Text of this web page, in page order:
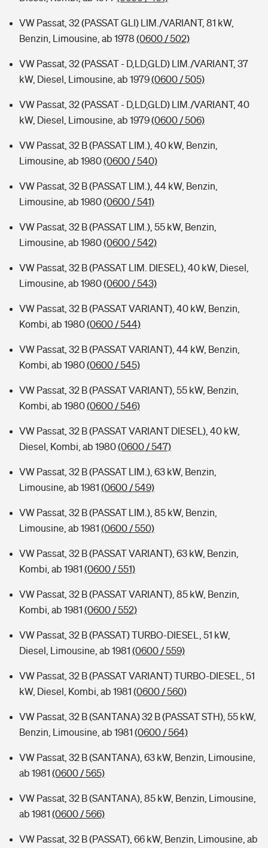
VW Passat, 32 (PASSAT GLI) LIM./VARIANT, 81 kW,
Benzin, Limousine, ab 1978 (0600 / 502)
VW Passat, 32 (PASSAT - D,LD,GLD) LIM./VARIANT, 37
kW, Diesel, Limousine, ab 1979(0600 / 505)
VW Passat, 32 (PASSAT - D,LD,GLD) LIM./VARIANT, 40
kW, Diesel, Limousine, ab 1979(0600 / 506)
VW Passat, 32 B (PASSAT LIM.), 40 kW, Benzin,
Limousine, ab 1980(0600 / 540)
VW Passat, 32 B (PASSAT LIM.), 44 kW, Benzin,
Limousine, ab 1980(0600 / 541)
VW Passat, 32 B (PASSAT LIM.), 55 kW, Benzin,
Limousine, ab 1980(0600 / 542)
VW Passat, 32 B (PASSAT LIM. DIESEL), 40 kW, Diesel,
Limousine, ab 1980(0600 / 543)
VW Passat, 32 B (PASSAT VARIANT), 40 kW, Benzin,
Kombi, ab 1980(0600 / 544)
VW Passat, 32 B (PASSAT VARIANT), 44 kW, Benzin,
Kombi, ab 1980(0600 / 545)
VW Passat, 32 B (PASSAT VARIANT), 55 kW, Benzin,
Kombi, ab 1980(0600 / 546)
VW Passat, 32 B (PASSAT VARIANT DIESEL), 40 kW,
Diesel, Kombi, ab 1980(0600 / 547)
VW Passat, 32 B (PASSAT LIM.), 63 kW, Benzin,
Limousine, ab 1981 (0600 / 549)
VW Passat, 32 B (PASSAT LIM.), 85 kW, Benzin,
Limousine, ab 1981 (0600 / 550)
VW Passat, 32 B (PASSAT VARIANT), 63 kW, Benzin,
Kombi, ab 1981 (0600 / 551)
VW Passat, 32 B (PASSAT VARIANT), 85 kW, Benzin,
Kombi, ab 1981 (0600 / 552)
VW Passat, 32 B (PASSAT) TURBO-DIESEL, 51 kW,
Diesel, Limousine, ab 1981 (0600 / 559)
VW Passat, 32 B (PASSAT VARIANT) TURBO-DIESEL, 51
kW, Diesel, Kombi, ab 1981 (0600 / 560)
VW Passat, 32 B (SANTANA) 32 B (PASSAT STH), 55 kW,
Benzin, Limousine, ab 1981 (0600 / 564)
VW Passat, 32 B (SANTANA), 63 kW, Benzin, Limousine,
ab 1981 (0600 / 565)
VW Passat, 32 B (SANTANA), 85 kW, Benzin, Limousine,
ab 1981 (0600 / 566)
VW Passat, 32 B (PASSAT), 66 kW, Benzin, Limousine, ab